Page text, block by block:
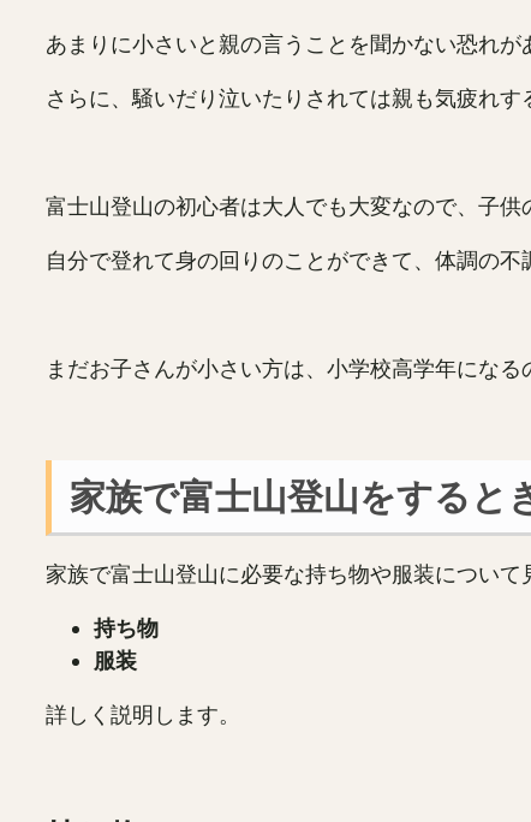
あまりに小さいと親の言うことを聞かない恐れが
さらに、騒いだり泣いたりされては親も気疲れす
富士山登山の初心者は大人でも大変なので、子供
自分で登れて身の回りのことができて、体調の
まだお子さんが小さい方は、小学校高学年になる
家族で富士山登山をすると
家族で富士山登山に必要な持ち物や服装について
持ち物
服装
詳しく説明します。